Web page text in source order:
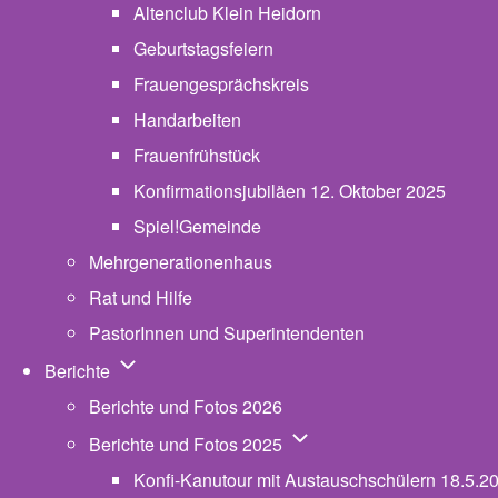
Altenclub Klein Heidorn
Geburtstagsfeiern
Frauengesprächskreis
Handarbeiten
Frauenfrühstück
Konfirmationsjubiläen 12. Oktober 2025
Spiel!Gemeinde
Mehrgenerationenhaus
Rat und Hilfe
PastorInnen und Superintendenten
Berichte Unternavigation von Berichte
Berichte und Fotos 2026
Berichte und Fotos 2025 Unternavigation von
Konfi-Kanutour mit Austauschschülern